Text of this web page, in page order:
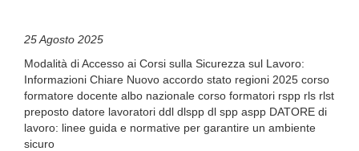
25 Agosto 2025
Modalità di Accesso ai Corsi sulla Sicurezza sul Lavoro:
Informazioni Chiare Nuovo accordo stato regioni 2025 corso
formatore docente albo nazionale corso formatori rspp rls rlst
preposto datore lavoratori ddl dlspp dl spp aspp DATORE di
lavoro: linee guida e normative per garantire un ambiente
sicuro